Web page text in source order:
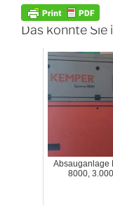
Das könnte Sie
Absauganlage
8000,